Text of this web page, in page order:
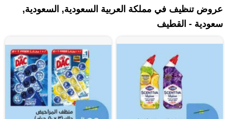
عروض تنظيف في مملكة العربية السعودية, السعودية,
سعودية - القطيف‎